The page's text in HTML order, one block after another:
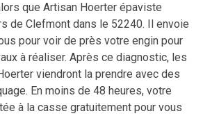
que Artisan Hoerter épaviste
de Clefmont dans le 52240. Il envoie
pour voir de près votre engin pour
à réaliser. Après ce diagnostic, les
viendront la prendre avec des
En moins de 48 heures, votre
à la casse gratuitement pour vous